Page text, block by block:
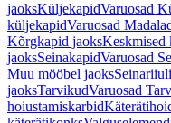
jaoksKüljekapidVaruosad
küljekapidVaruosad
Kõrgkapid jaoksKeskmised
jaoksSeinakapidVaruosad
Muu mööbel jaoks
jaoksTarvikudVaruosad
hoiustamiskarbid